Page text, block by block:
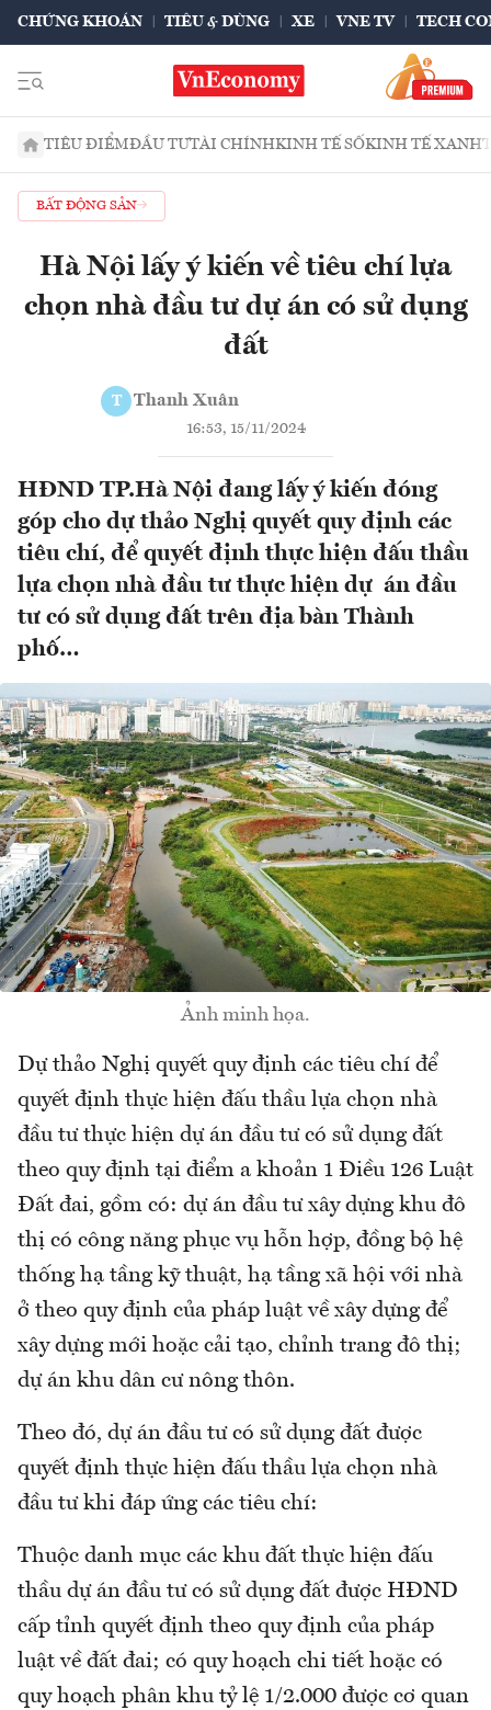
CHỨNG KHOÁN TIÊU & DÙNG XE VNE TV TECH
TIÊU ĐIỂMĐẦU TƯTÀI CHÍNHKINH TẾ SỐKINH TẾ XANH
BẤT ĐỘNG SẢN
Hà Nội lấy ý kiến về tiêu chí lựa
chọn nhà đầu tư dự án có sử dụng
đất
T Thanh Xuân
16:53, 15/11/2024
HĐND TP.Hà Nội đang lấy ý kiến đóng
góp cho dự thảo Nghị quyết quy định các
tiêu chí, để quyết định thực hiện đấu thầu
lựa chọn nhà đầu tư thực hiện dự án đầu
tư có sử dụng đất trên địa bàn Thành
phố…
Ảnh minh họa.
Dự thảo Nghị quyết quy định các tiêu chí để
quyết định thực hiện đấu thầu lựa chọn nhà
đầu tư thực hiện dự án đầu tư có sử dụng đất
theo quy định tại điểm a khoản 1 Điều 126 Luật
Đất đai, gồm có: dự án đầu tư xây dựng khu đô
thị có công năng phục vụ hỗn hợp, đồng bộ hệ
thống hạ tầng kỹ thuật, hạ tầng xã hội với nhà
ở theo quy định của pháp luật về xây dựng để
xây dựng mới hoặc cải tạo, chỉnh trang đô thị;
dự án khu dân cư nông thôn.
Theo đó, dự án đầu tư có sử dụng đất được
quyết định thực hiện đấu thầu lựa chọn nhà
đầu tư khi đáp ứng các tiêu chí:
Thuộc danh mục các khu đất thực hiện đấu
thầu dự án đầu tư có sử dụng đất được HĐND
cấp tỉnh quyết định theo quy định của pháp
luật về đất đai; có quy hoạch chi tiết hoặc có
quy hoạch phân khu tỷ lệ 1/2.000 được cơ quan